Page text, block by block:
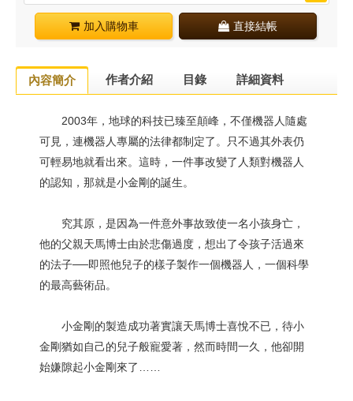
加入購物車 直接結帳
內容簡介 作者介紹 目錄 詳細資料
2003年，地球的科技已臻至顛峰，不僅機器人隨處
可見，連機器人專屬的法律都制定了。只不過其外表仍
可輕易地就看出來。這時，一件事改變了人類對機器人
的認知，那就是小金剛的誕生。
究其原，是因為一件意外事故致使一名小孩身亡，
他的父親天馬博士由於悲傷過度，想出了令孩子活過來
的法子──即照他兒子的樣子製作一個機器人，一個科學
的最高藝術品。
小金剛的製造成功著實讓天馬博士喜悅不已，待小
金剛猶如自己的兒子般寵愛著，然而時間一久，他卻開
始嫌隙起小金剛來了……